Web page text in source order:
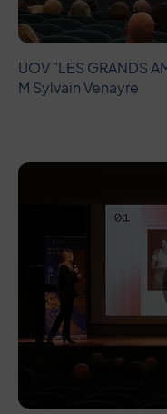
UOV "LES GRANDS
M Sylvain Venayre